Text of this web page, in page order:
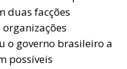
duas facções
o governo brasileiro a
possíveis